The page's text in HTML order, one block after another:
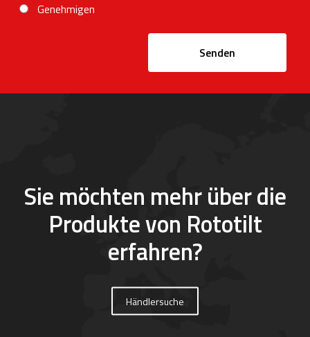
Genehmigen
Senden
Sie möchten mehr über die
Produkte von Rototilt
erfahren?
Händlersuche